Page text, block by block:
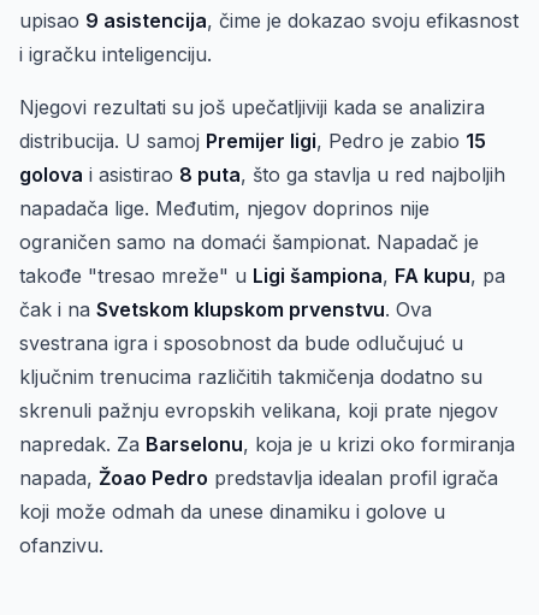
upisao 9 asistencija, čime je dokazao svoju efikasnost
i igračku inteligenciju.
Njegovi rezultati su još upečatljiviji kada se analizira
distribucija. U samoj Premijer ligi, Pedro je zabio 15
golova i asistirao 8 puta, što ga stavlja u red najboljih
napadača lige. Međutim, njegov doprinos nije
ograničen samo na domaći šampionat. Napadač je
takođe "tresao mreže" u Ligi šampiona, FA kupu, pa
čak i na Svetskom klupskom prvenstvu. Ova
svestrana igra i sposobnost da bude odlučujuć u
ključnim trenucima različitih takmičenja dodatno su
skrenuli pažnju evropskih velikana, koji prate njegov
napredak. Za Barselonu, koja je u krizi oko formiranja
napada, Žoao Pedro predstavlja idealan profil igrača
koji može odmah da unese dinamiku i golove u
ofanzivu.